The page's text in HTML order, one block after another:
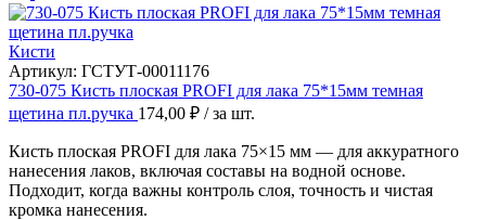
Кисти
Артикул: ГСТУТ-00011176
730-075 Кисть плоская PROFI для лака 75*15мм темная
щетина пл.ручка 174,00 ₽ / за шт.
Кисть плоская PROFI для лака 75×15 мм — для аккуратного
нанесения лаков, включая составы на водной основе.
Подходит, когда важны контроль слоя, точность и чистая
кромка нанесения.